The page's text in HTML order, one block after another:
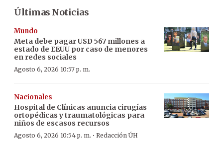
Últimas Noticias
Mundo
Meta debe pagar USD 567 millones a
estado de EEUU por caso de menores
en redes sociales
Agosto 6, 2026 10:57 p. m.
Nacionales
Hospital de Clínicas anuncia cirugías
ortopédicas y traumatológicas para
niños de escasos recursos
Agosto 6, 2026 10:54 p. m. · Redacción ÚH